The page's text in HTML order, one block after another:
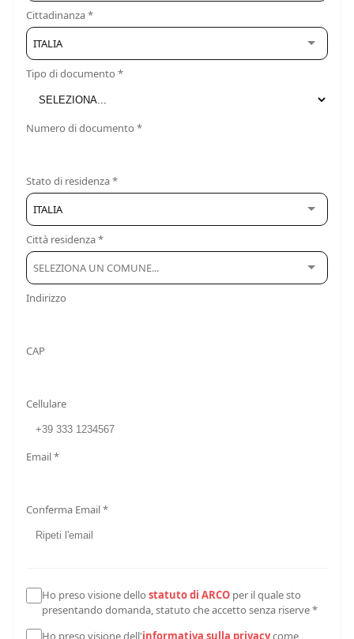
Cittadinanza *
ITALIA
Tipo di documento *
Numero di documento *
Stato di residenza *
ITALIA
Città residenza *
Indirizzo
CAP
Cellulare
Email *
Conferma Email *
Ho preso visione dello statuto di ARCO per il quale sto
presentando domanda, statuto che accetto senza riserve *
Ho preso visione dell'informativa sulla privacycome